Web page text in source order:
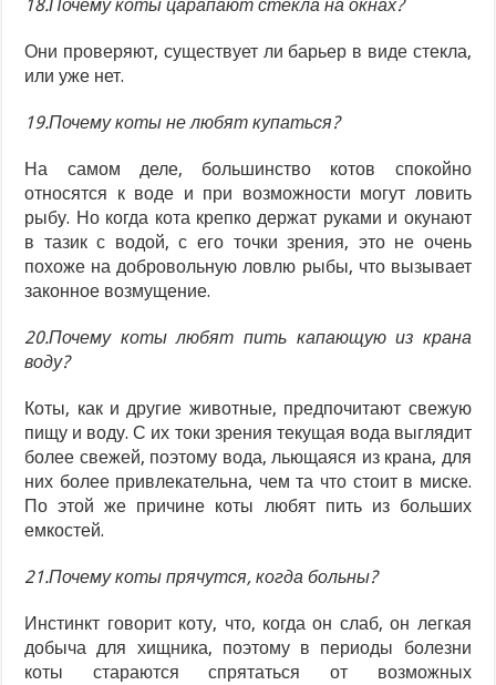
18.Почему коты царапают стекла на окнах?
Они проверяют, существует ли барьер в виде стекла,
или уже нет.
19.Почему коты не любят купаться?
На самом деле, большинство котов спокойно
относятся к воде и при возможности могут ловить
рыбу. Но когда кота крепко держат руками и окунают
в тазик с водой, с его точки зрения, это не очень
похоже на добровольную ловлю рыбы, что вызывает
законное возмущение.
20.Почему коты любят пить капающую из крана
воду?
Коты, как и другие животные, предпочитают свежую
пищу и воду. С их токи зрения текущая вода выглядит
более свежей, поэтому вода, льющаяся из крана, для
них более привлекательна, чем та что стоит в миске.
По этой же причине коты любят пить из больших
емкостей.
21.Почему коты прячутся, когда больны?
Инстинкт говорит коту, что, когда он слаб, он легкая
добыча для хищника, поэтому в периоды болезни
коты стараются спрятаться от возможных